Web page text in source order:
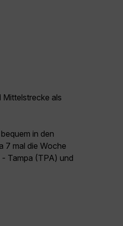
als
in den
7 mal die Woche
Tampa (TPA) und